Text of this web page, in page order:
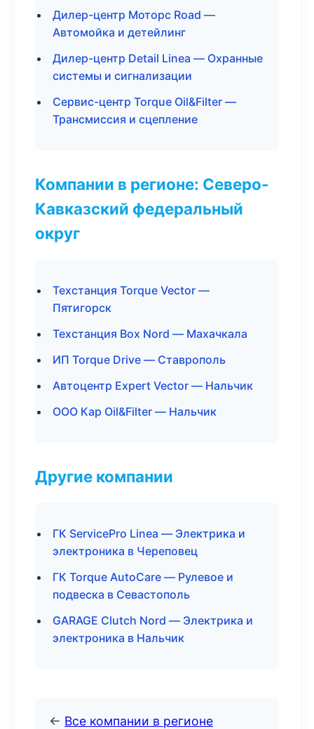
Дилер-центр Моторс Road —
Автомойка и детейлинг
Дилер-центр Detail Linea — Охранные
системы и сигнализации
Сервис-центр Torque Oil&Filter —
Трансмиссия и сцепление
Компании в регионе: Северо-
Кавказский федеральный
округ
Техстанция Torque Vector —
Пятигорск
Техстанция Box Nord — Махачкала
ИП Torque Drive — Ставрополь
Автоцентр Expert Vector — Нальчик
ООО Кар Oil&Filter — Нальчик
Другие компании
ГК ServicePro Linea — Электрика и
электроника в Череповец
ГК Torque AutoCare — Рулевое и
подвеска в Севастополь
GARAGE Clutch Nord — Электрика и
электроника в Нальчик
← Все компании в регионе